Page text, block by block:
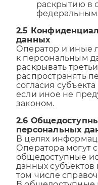
раскрытию в
федеральным
2.5
данных
Оператор и иные
к персональным
раскрывать
распространять
согласия
если иное не
законом.
2.6
персональных
В целях
Оператора могут
общедоступные
данных
том числе